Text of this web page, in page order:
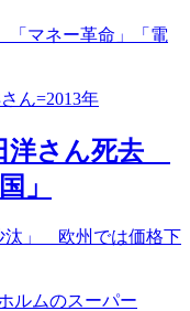
マネー革命」「電
洋さん死去
」
汰」 欧州では価格下